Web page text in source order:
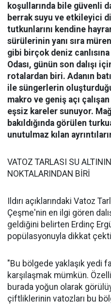
koşullarında bile güvenli
berrak suyu ve etkileyici
tutkunlarını kendine
sürülerinin yanı sıra
gibi birçok deniz
Odası, günün son dalışı
rotalardan biri. Adanın
ile süngerlerin
makro ve geniş açı
eşsiz kareler sunuyor.
bakıldığında görülen
unutulmaz kılan
VATOZ TARLASI SU
NOKTALARINDAN BİRİ
Ildırı açıklarındaki Vatoz
Çeşme'nin en ilgi gören
geldiğini belirten Erdinç
popülasyonuyla dikkat
"Bu bölgede yaklaşık yedi
karşılaşmak mümkün.
burada yoğun olarak
çiftliklerinin vatozları bu